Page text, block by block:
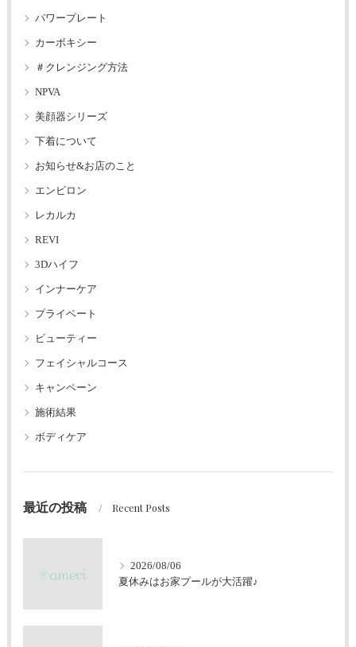
パワープレート
カーボキシー
＃クレンジング方法
NPVA
美顔器シリーズ
下着について
お知らせ&お店のこと
エンビロン
レカルカ
REVI
3Dハイフ
インナーケア
プライベート
ビューティー
フェイシャルコース
キャンペーン
施術結果
ボディケア
最近の投稿 Recent Posts
2026/08/06
夏休みはお家プールが大活躍♪